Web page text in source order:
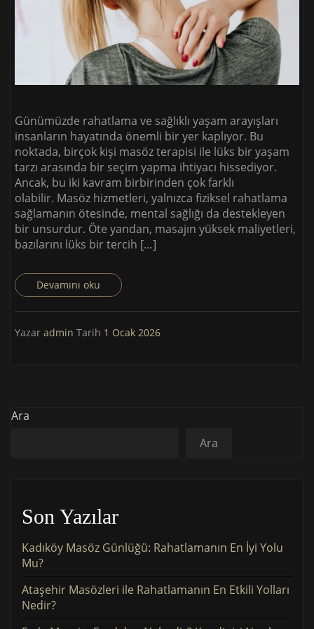
Günümüzde rahatlama ve sağlıklı yaşam arayışları
insanların hayatında önemli bir yer kaplıyor. Bu
noktada, birçok kişi masöz terapisi ile lüks bir yaşam
tarzı arasında bir seçim yapma ihtiyacı hissediyor.
Ancak, bu iki kavram birbirinden çok farklı
olabilir. Masöz hizmetleri, yalnızca fiziksel rahatlama
sağlamanın ötesinde, mental sağlığı da destekleyen
bir unsurdur. Öte yandan, masajın yüksek maliyetleri,
bazılarını lüks bir tercih […]
Devamını oku
Yazar admin Tarih 1 Ocak 2026
Ara
Ara
Son Yazılar
Kadıköy Masöz Günlüğü: Rahatlamanın En İyi Yolu
Mu?
Ataşehir Masözleri ile Rahatlamanın En Etkili Yolları
Nedir?